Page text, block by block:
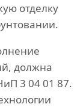
отделку
должна
3 04 01 87.